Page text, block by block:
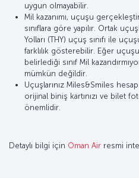
uygun olmayabilir.
Mil kazanımı, uçuşu
sınıflara göre yapılır. Ortak
Yolları (THY) uçuş sınıfı ile
farklılık gösterebilir. Eğer
belirlediği sınıf Mil
mümkün değildir.
Uçuşlarınız Miles&Smiles
orijinal biniş kartınızı ve bilet
önemlidir.
Detaylı bilgi için Oman Air resmi